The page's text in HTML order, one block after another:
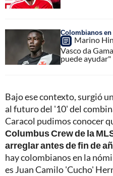
Colombianos
Marino
Vasco da
puede ayudar"
Bajo ese contexto, surgió
al futuro del '10' del
Caracol pudimos conocer
Columbus Crew de la
arreglar antes de fin de
hay colombianos en la
es Juan Camilo 'Cucho'